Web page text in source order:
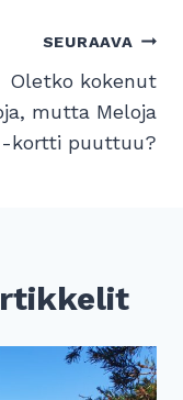
SEURAAVA
Oletko kokenut
mutta Meloja
-kortti puuttuu?